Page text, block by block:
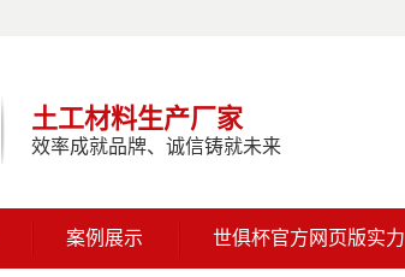
土工材料生产厂家
效率成就品牌、诚信铸就未来
案例展示 世俱杯官方网页版实力